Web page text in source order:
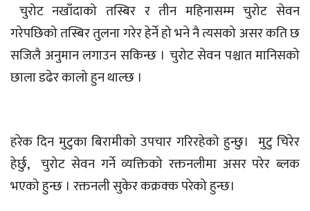
चुरोट नखाँदाको तस्बिर र तीन महिनासम्म चुरोट सेवन
गरेपछिको तस्बिर तुलना गरेर हेर्ने हो भने नै त्यसको असर कति छ
सजिलै अनुमान लगाउन सकिन्छ । चुरोट सेवन पश्चात मानिसको
छाला डढेर कालो हुन थाल्छ ।
हरेक दिन मुटुका बिरामीको उपचार गरिरहेको हुन्छु। मुटु चिरेर
हेर्छु, चुरोट सेवन गर्ने व्यक्तिको रक्तनलीमा असर परेर ब्लक
भएको हुन्छ । रक्तनली सुकेर कक्रक्क परेको हुन्छ।